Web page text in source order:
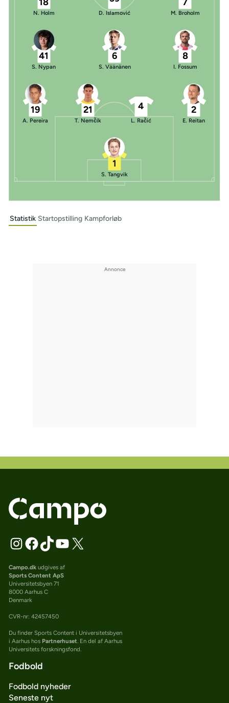
1
S. Tangvik
19
A. Pereira
21
T. Nemčík
4
L. Račić
2
E. Reitan
41
S. Nypan
6
S. Väänänen
8
I. Fossum
18
N. Holm D. Islamović
7
M. Broholm
Statistik Startopstilling Kampforløb
Campo.dkudgives af
Sports Content ApS
Universitetsbyen 71
8000 Aarhus C
Denmark
CVR-nr: 42457450
Du finder Sports Content i Universitetsbyen
i Aarhus hos Partnerhuset. En del af Aarhus
Universitets forskningsfond.
Fodbold
Fodbold nyheder
Seneste nyt